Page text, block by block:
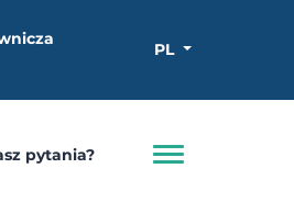
PL
pytania?